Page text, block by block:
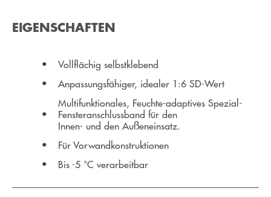
EIGENSCHAFTEN
Vollflächig selbstklebend
Anpassungsfähiger, idealer 1:6 SD-Wert
Multifunktionales, Feuchte-adaptives Spezial-
Fenster­anschlussband für den
Innen- und den Außen­einsatz.
Für Vorwandkonstruktionen
Bis -5 °C verarbeitbar